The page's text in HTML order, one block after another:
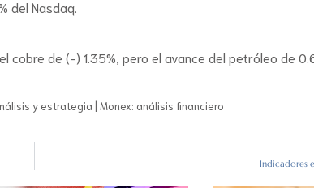
del Nasdaq.
de (-) 1.35%, pero el avance del petróleo de
y estrategia | Monex: análisis financiero
Indicadores